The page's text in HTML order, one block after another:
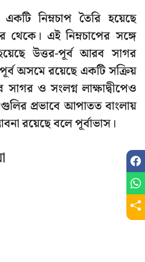
নিম্নচাপ তৈরি হয়েছে
থেকে। এই নিম্নচাপের সঙ্গে
উত্তর-পূর্ব আরব সাগর
অসমে রয়েছে একটি সক্রিয়
সাগর ও সংলগ্ন লাক্ষাদ্বীপেও
প্রভাবে আপাতত বাংলায়
রয়েছে বলে পূর্বাভাস।